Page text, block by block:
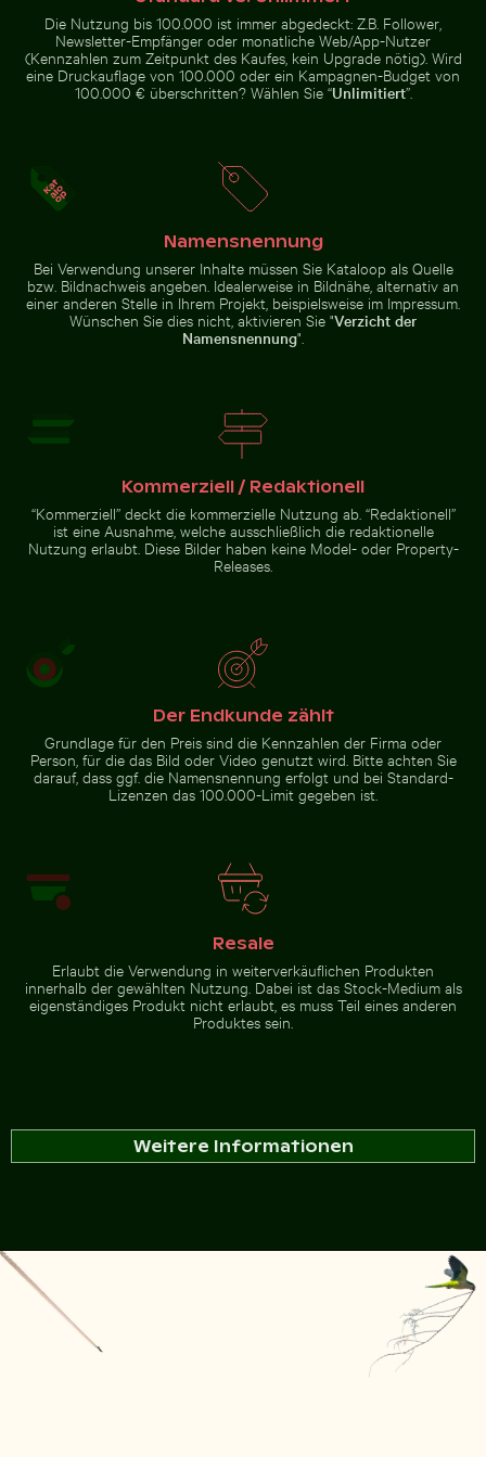
Sonnenuntergang am Grzybowo
Bałtycka, Ruhige
Küstenlandschaft
Schwalbenschwanz auf rosa
Kleeblüte
Sonnenuntergang über verlassenen Strandliegen
Sonnenuntergang über verlassenen
Detailreiche
goldenem Stupa
Verschwommene Bewegung eines gelben Zuges am
Verschwommene Bewegung
eines gelben Zuges am Bahnhof
Museumsinsel, Berlin
Café-Tisch im Freien mit
Café-Tisch im Freien mit rosa
Tulpen
Verschwommene Waldszene mit Bewegungseffekt
Verschwommene
Die Nutzung bis 100.000 ist immer abgedeckt: Z.B. Follower,
Newsletter-Empfänger oder monatliche Web/App-Nutzer
(Kennzahlen zum Zeitpunkt des Kaufes, kein Upgrade nötig). Wird
eine Druckauflage von 100.000 oder ein Kampagnen-Budget von
100.000 € überschritten? Wählen Sie “Unlimitiert”.
Namensnennung
Bei Verwendung unserer Inhalte müssen Sie Kataloop als Quelle
bzw. Bildnachweis angeben. Idealerweise in Bildnähe, alternativ an
einer anderen Stelle in Ihrem Projekt, beispielsweise im Impressum.
Wünschen Sie dies nicht, aktivieren Sie "Verzicht der
Namensnennung".
Kommerziell / Redaktionell
“Kommerziell” deckt die kommerzielle Nutzung ab. “Redaktionell”
ist eine Ausnahme, welche ausschließlich die redaktionelle
Nutzung erlaubt. Diese Bilder haben keine Model- oder Property-
Releases.
Der Endkunde zählt
Grundlage für den Preis sind die Kennzahlen der Firma oder
Person, für die das Bild oder Video genutzt wird. Bitte achten Sie
darauf, dass ggf. die Namensnennung erfolgt und bei Standard-
Lizenzen das 100.000-Limit gegeben ist.
Resale
Erlaubt die Verwendung in weiterverkäuflichen Produkten
innerhalb der gewählten Nutzung. Dabei ist das Stock-Medium als
eigenständiges Produkt nicht erlaubt, es muss Teil eines anderen
Produktes sein.
Weitere Informationen